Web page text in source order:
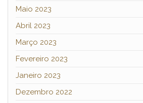
Maio 2023
Abril 2023
Março 2023
Fevereiro 2023
Janeiro 2023
Dezembro 2022